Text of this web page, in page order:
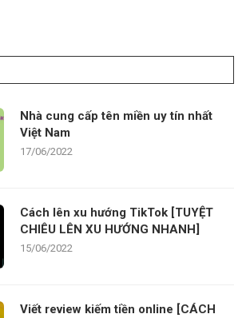
Nhà cung cấp tên miền uy tín nhất
Việt Nam
17/06/2022
Cách lên xu hướng TikTok [TUYỆT
CHIÊU LÊN XU HƯỚNG NHANH]
15/06/2022
Viết review kiếm tiền online [CÁCH